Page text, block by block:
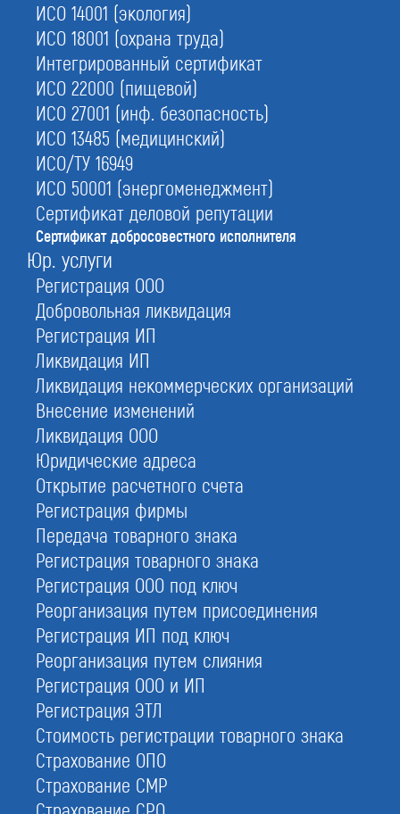
ИСО 14001 (экология)
ИСО 18001 (охрана труда)
Интегрированный сертификат
ИСО 22000 (пищевой)
ИСО 27001 (инф. безопасность)
ИСО 13485 (медицинский)
ИСО/ТУ 16949
ИСО 50001 (энергоменеджмент)
Сертификат деловой репутации
Сертификат добросовестного исполнителя
Юр. услуги
Регистрация ООО
Добровольная ликвидация
Регистрация ИП
Ликвидация ИП
Ликвидация некоммерческих организаций
Внесение изменений
Ликвидация ООО
Юридические адреса
Открытие расчетного счета
Регистрация фирмы
Передача товарного знака
Регистрация товарного знака
Регистрация ООО под ключ
Реорганизация путем присоединения
Регистрация ИП под ключ
Реорганизация путем слияния
Регистрация ООО и ИП
Регистрация ЭТЛ
Стоимость регистрации товарного знака
Страхование ОПО
Страхование СМР
Мы экономим Ваше время и решаем все вопросы,
потому что мы эксперты №1 по сертификации
100%
наших клиентов увеличивают свою прибыль за счет роста
качества продукции и доверия заказчиков
80%
клиентов обращаются к нам повторно за другими услугами
Реестр Добросовестных исполнителей - один из
стандартизации бизнеса, который дает возможность
выделить надежных и добросовестных партнеров,
обеспечить качество услуг и товаров на рынке и
ответственность исполнителей государственных заказов.
Что такое сертификат
добросовестных исполнителей (РДИ)